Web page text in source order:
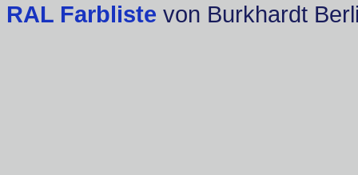
RAL Farbliste von Burkhardt